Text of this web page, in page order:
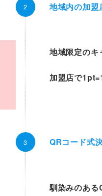
地域内の加盟
地域限定のキ
加盟店で
QRコード式
馴染みのある